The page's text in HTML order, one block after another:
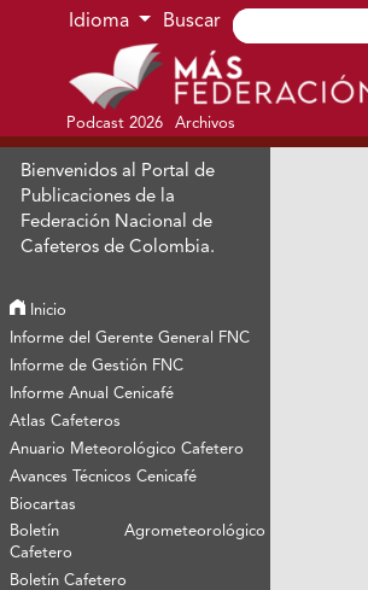
Ir al menú de navegación principal
Ir al contenido principal
Ir al pie de página del sitio
Idioma Buscar
Podcast 2026 Archivos
Bienvenidos al Portal de
Publicaciones de la
Federación Nacional de
Cafeteros de Colombia.
Inicio
Informe del Gerente General FNC
Informe de Gestión FNC
Informe Anual Cenicafé
Atlas Cafeteros
Anuario Meteorológico Cafetero
Avances Técnicos Cenicafé
Biocartas
Boletín Agrometeorológico
Cafetero
Boletín Cafetero